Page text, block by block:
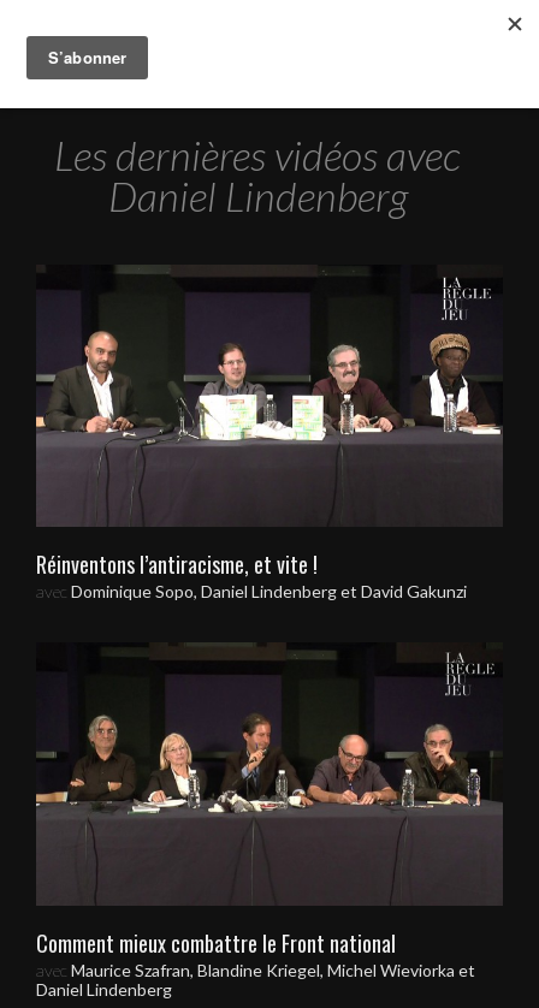
Les dernières vidéos avec
Daniel Lindenberg
Réinventons l’antiracisme, et vite !
avec Dominique Sopo, Daniel Lindenberg et David Gakunzi
Comment mieux combattre le Front national
avec Maurice Szafran, Blandine Kriegel, Michel Wieviorka et
Daniel Lindenberg